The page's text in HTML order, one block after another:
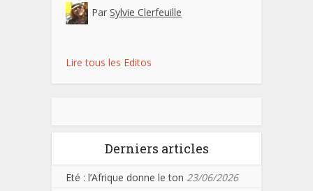
Par Sylvie Clerfeuille
Lire tous les Editos
Derniers articles
Eté : l’Afrique donne le ton 23/06/2026